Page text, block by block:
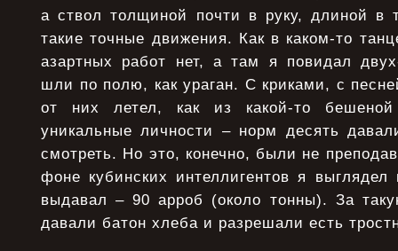
а ствол толщиной почти в руку, длиной в
такие точные движения. Как в каком-то
азартных работ нет, а там я повидал
шли по полю, как ураган. С криками, с
от них летел, как из какой-то
уникальные личности – норм десять
смотреть. Но это, конечно, были не
фоне кубинских интеллигентов я
выдавал – 90 арроб (около тонны). За
давали батон хлеба и разрешали есть